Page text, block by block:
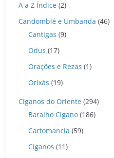
A a Z Índice (2)
Candomblé e Umbanda (46)
Cantigas (9)
Odus (17)
Orações e Rezas (1)
Orixás (19)
Ciganos do Oriente (294)
Baralho Cigano (186)
Cartomancia (59)
Ciganos (11)